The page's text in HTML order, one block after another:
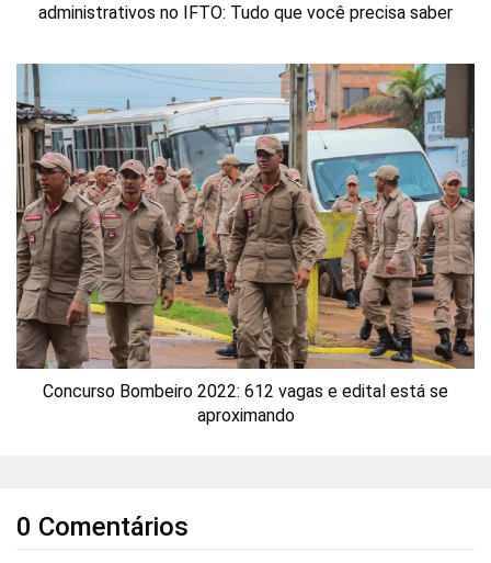
administrativos no IFTO: Tudo que você precisa saber
Concurso Bombeiro 2022: 612 vagas e edital está se
aproximando
0 Comentários